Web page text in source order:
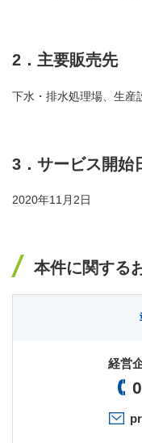
2．主要販売先
下水・排水処理場、生産
3．サービス開始
2020年11月2日
本件に関する
経営